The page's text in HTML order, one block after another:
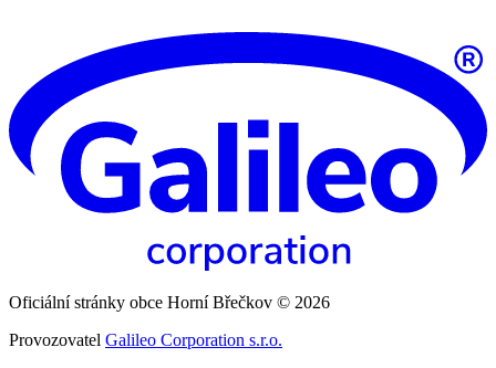
Oficiální stránky obce Horní Břečkov © 2026
Provozovatel Galileo Corporation s.r.o.